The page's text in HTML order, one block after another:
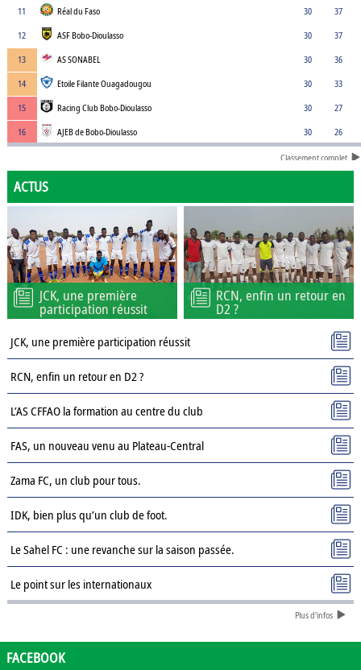
11
Réal du Faso 30
37
12
ASF Bobo-Dioulasso 30
37
13
AS SONABEL 30
36
14
Etoile Filante Ouagadougou 30
33
15
Racing Club Bobo-Dioulasso 30
27
16
AJEB de Bobo-Dioulasso 30 26
Classement complet
ACTUS
JCK, une première
participation réussit
RCN, enfin un retour en
D2 ?
JCK, une première participation réussit
RCN, enfin un retour en D2 ?
L’AS CFFAO la formation au centre du club
FAS, un nouveau venu au Plateau-Central
Zama FC, un club pour tous.
IDK, bien plus qu’un club de foot.
Le Sahel FC : une revanche sur la saison passée.
Le point sur les internationaux
Présentation des clubs de D3 : ASPC Tenkodogo
Plus d'infos
FACEBOOK